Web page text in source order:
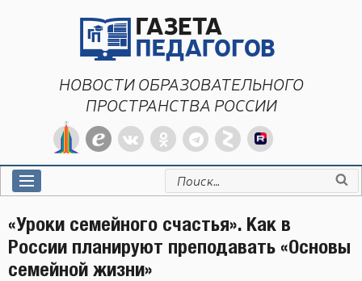
НОВОСТИ ОБРАЗОВАТЕЛЬНОГО
ПРОСТРАНСТВА РОССИИ
Искать:
«Уроки семейного счастья». Как в
России планируют преподавать «Основы
семейной жизни»